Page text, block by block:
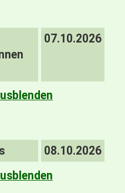
07.10.2026
08.10.2026